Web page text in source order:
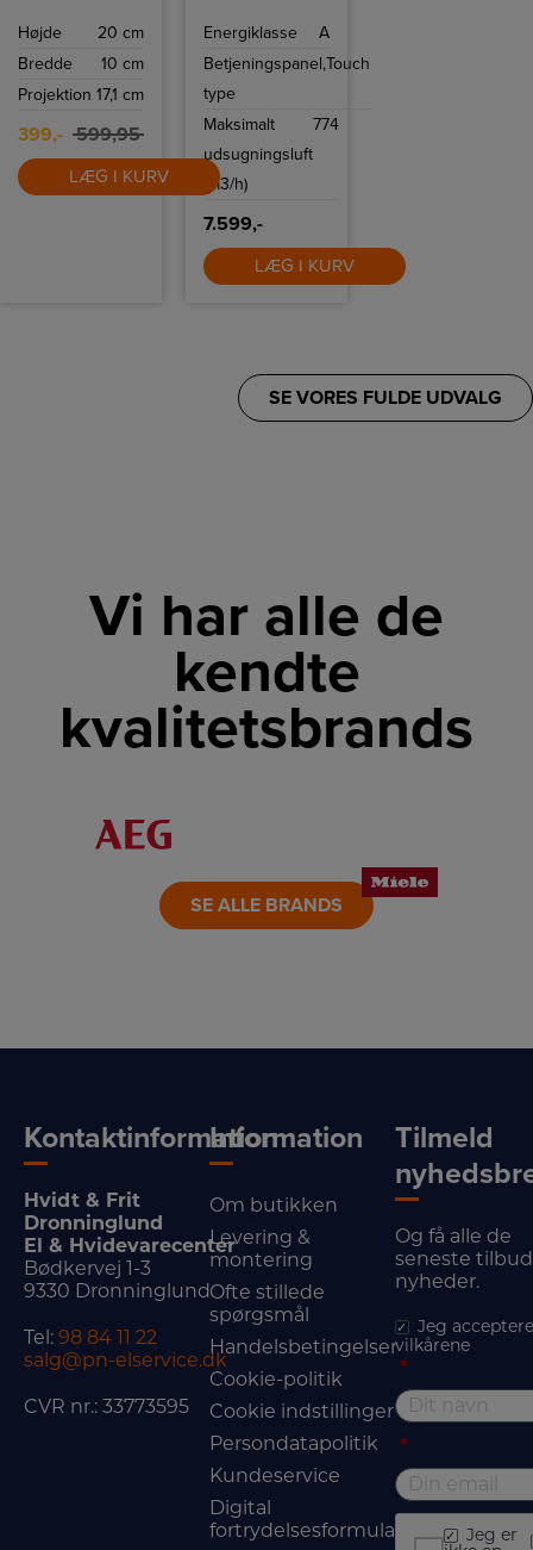
Højde
20 cm
Bredde
10 cm
Projektion 17,1 cm
399,- 599,95
LÆG I KURV
rustfri stål
betjenes med
hastigheder.
Energiklasse
A
Betjeningspanel,
type
Touch
Maksimalt
udsugningsluft
(m3/h)
774
7.599,-
LÆG I KURV
SE VORES FULDE UDVALG
Vi har alle de
kendte
kvalitetsbrands
LINK
SE ALLE BRANDS
Kontaktinformation
Hvidt & Frit
Dronninglund
El & Hvidevarecenter
Bødkervej 1-3
9330 Dronninglund
Tel: 98 84 11 22
salg@pn-elservice.dk
CVR nr.: 33773595
Information
Om butikken
Levering &
montering
Ofte stillede
spørgsmål
Handelsbetingelser
Cookie-politik
Cookie indstillinger
Persondatapolitik
Kundeservice
Digital
fortrydelsesformular
Tilmeld
Og få alle de
seneste
nyheder.
Jeg
vilkårene
*
*
Jeg er